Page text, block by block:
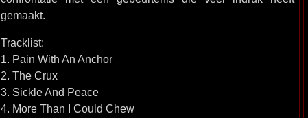
gemaakt.
Tracklist:
1. Pain With An Anchor
2. The Crux
3. Sickle And Peace
4. More Than I Could Chew